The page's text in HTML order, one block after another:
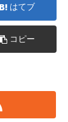
はてブ
コピー